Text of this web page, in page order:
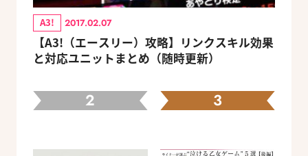
A3! 2017.02.07
【A3!（エースリー）攻略】リンクスキル効果
と対応ユニットまとめ（随時更新）
2 3